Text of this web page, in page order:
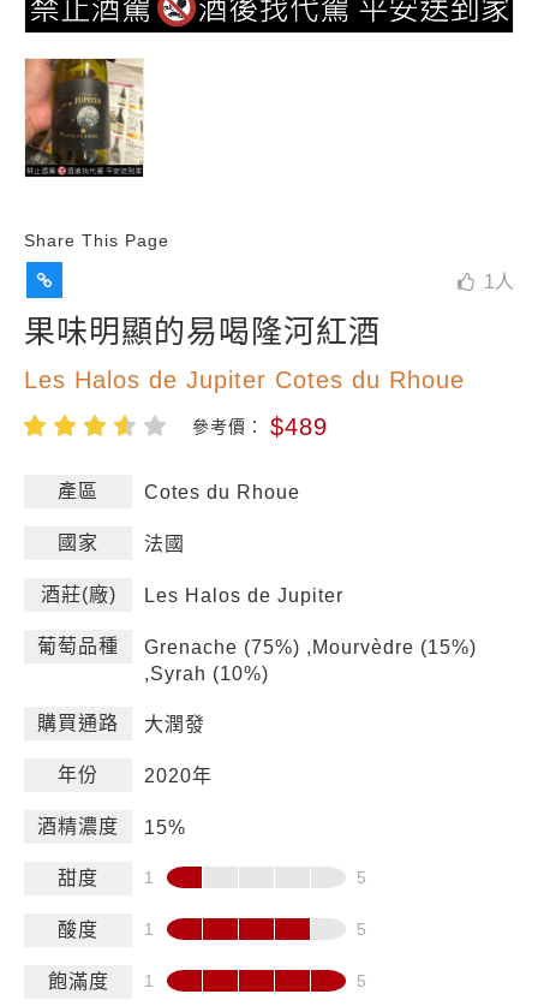
Share This Page
1 人
果味明顯的易喝隆河紅酒
Les Halos de Jupiter Cotes du Rhoue
參考價： $489
產區 Cotes du Rhoue
國家 法國
酒莊(廠) Les Halos de Jupiter
葡萄品種
Grenache (75%) ,Mourvèdre (15%)
,Syrah (10%)
購買通路 大潤發
年份 2020年
酒精濃度 15%
甜度
酸度
飽滿度